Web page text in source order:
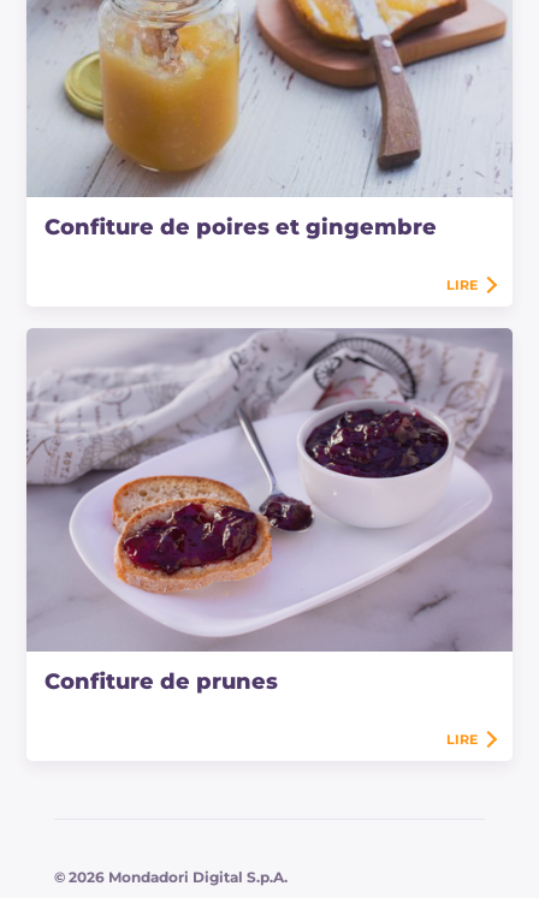
Confiture de poires et gingembre
LIRE
Confiture de prunes
LIRE
© 2026 Mondadori Digital S.p.A.